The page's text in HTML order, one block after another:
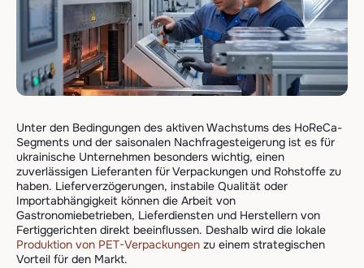
Unter den Bedingungen des aktiven Wachstums des HoReCa-
Segments und der saisonalen Nachfragesteigerung ist es für
ukrainische Unternehmen besonders wichtig, einen
zuverlässigen Lieferanten für Verpackungen und Rohstoffe zu
haben. Lieferverzögerungen, instabile Qualität oder
Importabhängigkeit können die Arbeit von
Gastronomiebetrieben, Lieferdiensten und Herstellern von
Fertiggerichten direkt beeinflussen. Deshalb wird die lokale
Produktion von PET-Verpackungen zu einem strategischen
Vorteil für den Markt.